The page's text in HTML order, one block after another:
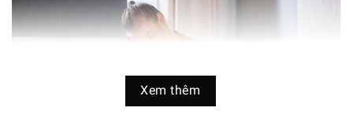
Xem thêm